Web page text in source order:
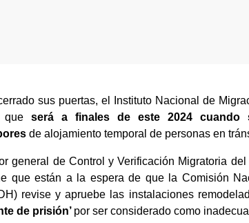
sus puertas, el Instituto Nacional de
que será a finales de este 2024 cuando
de alojamiento temporal de personas en
general de Control y Verificación Migratoria del
que están a la espera de que la Comisión
revise y apruebe las instalaciones
de prisión’ por ser considerado como